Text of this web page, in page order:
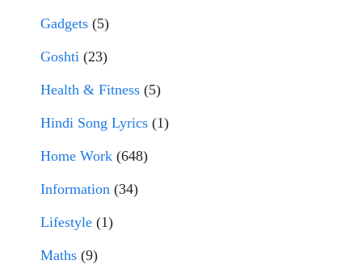
Gadgets (5)
Goshti (23)
Health & Fitness (5)
Hindi Song Lyrics (1)
Home Work (648)
Information (34)
Lifestyle (1)
Maths (9)